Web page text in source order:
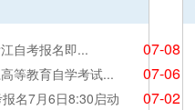
自考报名即... 07-08
等教育自学考试... 07-06
名7月6日8:30启动 07-02